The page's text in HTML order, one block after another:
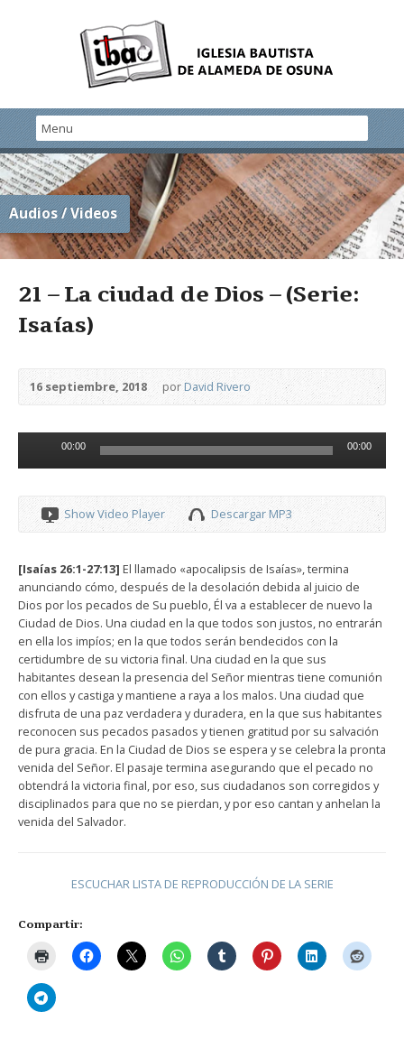
Audios / Videos
21 – La ciudad de Dios – (Serie:
Isaías)
16 septiembre, 2018 porDavid Rivero
Reproductor
00:00 00:00
Show Video Player Descargar MP3
[Isaías 26:1-27:13] El llamado «apocalipsis de Isaías», termina
anunciando cómo, después de la desolación debida al juicio de
Dios por los pecados de Su pueblo, Él va a establecer de nuevo la
Ciudad de Dios. Una ciudad en la que todos son justos, no entrarán
en ella los impíos; en la que todos serán bendecidos con la
certidumbre de su victoria final. Una ciudad en la que sus
habitantes desean la presencia del Señor mientras tiene comunión
con ellos y castiga y mantiene a raya a los malos. Una ciudad que
disfruta de una paz verdadera y duradera, en la que sus habitantes
reconocen sus pecados pasados y tienen gratitud por su salvación
de pura gracia. En la Ciudad de Dios se espera y se celebra la pronta
venida del Señor. El pasaje termina asegurando que el pecado no
obtendrá la victoria final, por eso, sus ciudadanos son corregidos y
disciplinados para que no se pierdan, y por eso cantan y anhelan la
venida del Salvador.
ESCUCHAR LISTA DE REPRODUCCIÓN DE LA SERIE
Compartir: